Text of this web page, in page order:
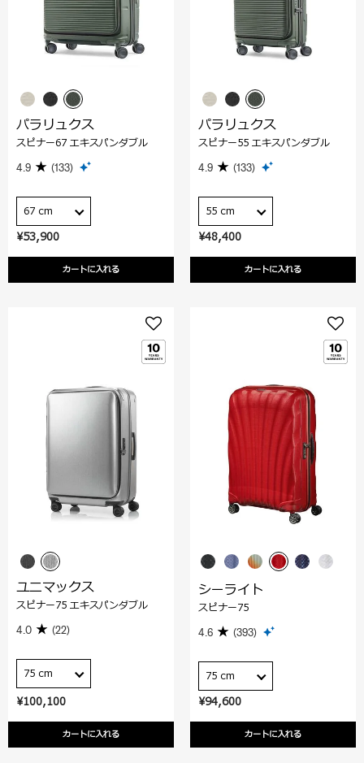
¥53,900
カートに入れる
パラリュクス
スピナー67 エキスパンダブル
4.9 (133)
67 cm
¥48,400
カートに入れる
パラリュクス
スピナー55 エキスパンダブル
4.9 (133)
55 cm
¥100,100
カートに入れる
ユニマックス
スピナー75 エキスパンダブル
4.0 (22)
75 cm
¥94,600
カートに入れる
シーライト
スピナー75
4.6 (393)
75 cm